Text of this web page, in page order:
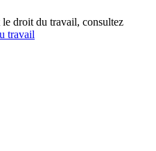
le droit du travail, consultez
travail